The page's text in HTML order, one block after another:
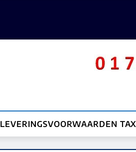
LEVERINGSVOORWAARDEN